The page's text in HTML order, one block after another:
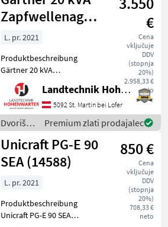
Unicraft
Zapfwellenaggregat
(14583)
€
Cena
vključuje
DDV
(stopnja
20%)
2.958,33 €
neto
L. pr. 2021
Produktbeschreibung
Gärtner 20 kVA
Zapfwellenaggregat Ich
freue mich, Ihnen im
Maschinenzentrum St.
Martin das Gärtner 20 kVA
Zapfwellenaggregat
ausführlich vorzust
Landtechnik Hohenwarter GmbH
5092 St. Martin bei Lofer
Dvoriščna
mehanizacija
/ Gärtner
Premium zlati prodajalec
Unicraft PG-E 90
SEA (14588)
850 €
Cena
vključuje
DDV
(stopnja
20%)
708,33 €
neto
L. pr. 2021
Produktbeschreibung
Unicraft PG-E 90 SEA